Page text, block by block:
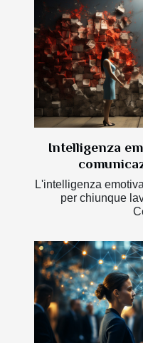
Intelligenza
L'intelligenza
per chiunque